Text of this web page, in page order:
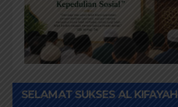
SELAMAT SUKSES AL KIFAYAH